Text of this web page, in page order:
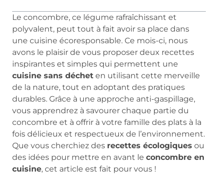
Le concombre, ce légume rafraîchissant et
polyvalent, peut tout à fait avoir sa place dans
une cuisine écoresponsable. Ce mois-ci, nous
avons le plaisir de vous proposer deux recettes
inspirantes et simples qui permettent une
cuisine sans déchet en utilisant cette merveille
de la nature, tout en adoptant des pratiques
durables. Grâce à une approche anti-gaspillage,
vous apprendrez à savourer chaque partie du
concombre et à offrir à votre famille des plats à la
fois délicieux et respectueux de l’environnement.
Que vous cherchiez des recettes écologiques ou
des idées pour mettre en avant le concombre en
cuisine, cet article est fait pour vous !